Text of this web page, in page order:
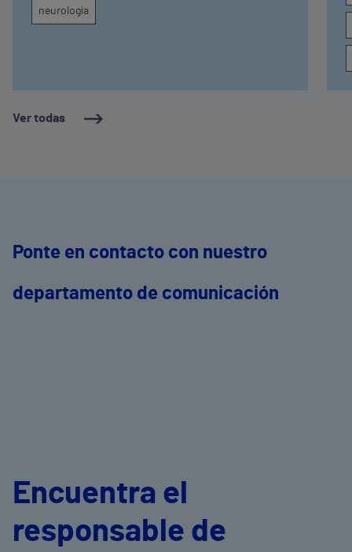
Ver todas
neurología
Ponte en contacto con nuestro
departamento de comunicación
Encuentra el
responsable de